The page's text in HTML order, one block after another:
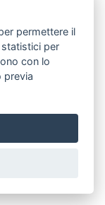
permettere il
per
con lo
previa